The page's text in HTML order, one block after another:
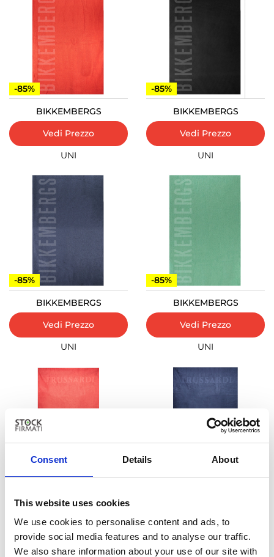
Consent Details About
This website uses cookies
We use cookies to personalise content and ads, to
provide social media features and to analyse our traffic.
We also share information about your use of our site with
-85%
BIKKEMBERGS
Vedi Prezzo
UNI
-85%
BIKKEMBERGS
Vedi Prezzo
UNI
-85%
BIKKEMBERGS
Vedi Prezzo
UNI
-85%
BIKKEMBERGS
Vedi Prezzo
UNI
Vedi Prezzo
UNI
Vedi Prezzo
UNI